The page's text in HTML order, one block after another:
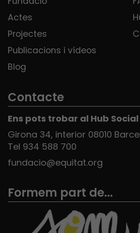
Actes
Projectes
Publicacions i vídeos
Blog
Contacte
Ens pots trobar al Hub Social
Girona 34, interior 08010
Tel 934 588 700
fundacio@equitat.org
Formem part de...